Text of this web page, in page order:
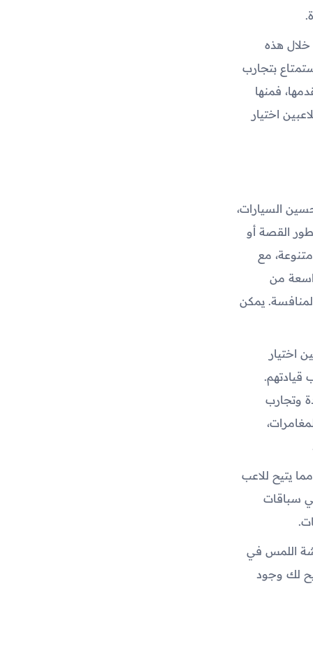
خلال هذه
بتجارب
فمنها
اختيار
السيارات،
القصة أو
مع
من
يمكن
اختيار
قيادتهم.
وتجارب
يتيح للاعب
سباقات
اللمس في
لك وجود